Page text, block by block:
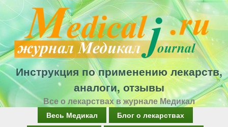
Перейти
к
основному
содержанию
Инструкция по применению лекарств,
аналоги, отзывы
Все о лекарствах в журнале Медикал
Весь Медикал
Блог о лекарствах